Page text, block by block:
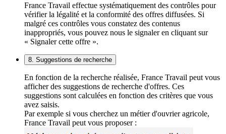
France Travail effectue systématiquement des contrôles pour
vérifier la légalité et la conformité des offres diffusées. Si
malgré ces contrôles vous constatez des contenus
inappropriés, vous pouvez nous le signaler en cliquant sur
« Signaler cette offre ».
8. Suggestions de recherche
En fonction de la recherche réalisée, France Travail peut vous
afficher des suggestions de recherche d'offres. Ces
suggestions sont calculées en fonction des critères que vous
avez saisis.
Par exemple si vous cherchez un métier d'ouvrier agricole,
France Travail peut vous proposer :